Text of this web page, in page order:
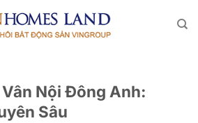
Nội Đông Anh:
Sâu